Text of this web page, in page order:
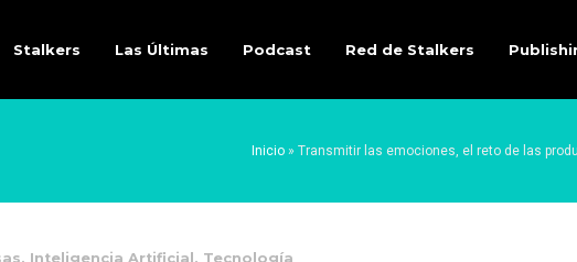
Stalkers Las Últimas Podcast Red de Stalkers
Inicio » Transmitir las emociones, el reto de las
, Inteligencia Artificial , Tecnología